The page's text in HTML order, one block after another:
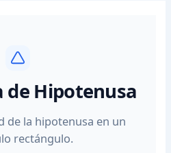
de Hipotenusa
de la hipotenusa en un
rectángulo.